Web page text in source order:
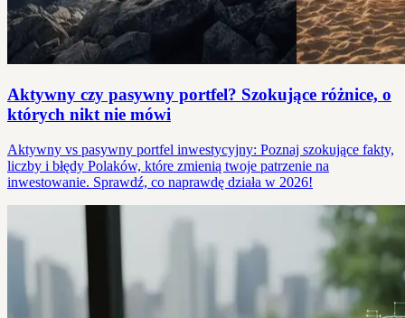
Aktywny czy pasywny portfel? Szokujące różnice, o
których nikt nie mówi
Aktywny vs pasywny portfel inwestycyjny: Poznaj szokujące fakty,
liczby i błędy Polaków, które zmienią twoje patrzenie na
inwestowanie. Sprawdź, co naprawdę działa w 2026!